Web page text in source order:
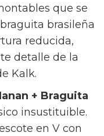
que se
brasileña
reducida,
detalle de la
Kalk.
+ Braguita
insustituible.
en V con